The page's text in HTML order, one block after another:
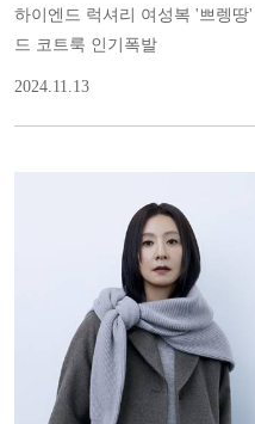
하이엔드 럭셔리 여성복 '쁘렝
드 코트룩 인기폭발
2024.11.13